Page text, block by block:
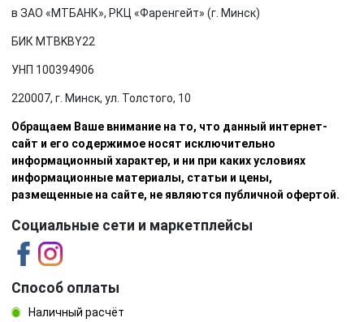
в ЗАО «МТБАНК», РКЦ «Фаренгейт» (г. Минск)
БИК MTBKBY22
УНП 100394906
220007, г. Минск, ул. Толстого, 10
Обращаем Ваше внимание на то, что данный интернет-
сайт и его содержимое носят исключительно
информационный характер, и ни при каких условиях
информационные материалы, статьи и цены,
размещенные на сайте, не являются публичной офертой.
Социальные сети и маркетплейсы
Способ оплаты
Наличный расчёт